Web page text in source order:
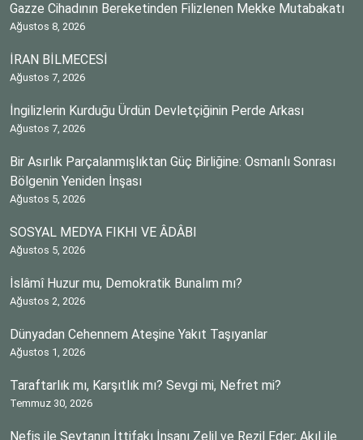
Gazze Cihadının Bereketinden Filizlenen Mekke Mutabakatı
Ağustos 8, 2026
İRAN BİLMECESİ
Ağustos 7, 2026
İngilizlerin Kurduğu Ürdün Devletçiğinin Perde Arkası
Ağustos 7, 2026
Bir Asırlık Parçalanmışlıktan Güç Birliğine: Osmanlı Sonrası
Bölgenin Yeniden İnşası
Ağustos 5, 2026
SOSYAL MEDYA FIKHI VE ÂDÂBI
Ağustos 5, 2026
İslâmî Huzur mu, Demokratik Bunalım mı?
Ağustos 2, 2026
Dünyadan Cehennem Ateşine Yakıt Taşıyanlar
Ağustos 1, 2026
Taraftarlık mı, Karşıtlık mı? Sevgi mi, Nefret mi?
Temmuz 30, 2026
Nefis ile Şeytanın İttifakı İnsanı Zelil ve Rezil Eder; Akıl ile